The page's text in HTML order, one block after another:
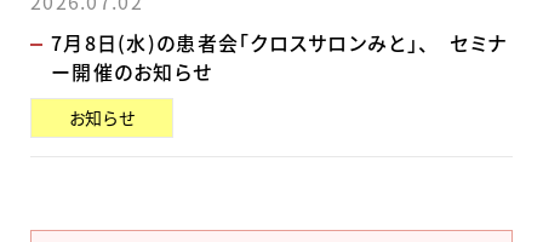
7月8日(水)の患者会「クロスサロンみと」、 セミナ
ー開催のお知らせ
お知らせ